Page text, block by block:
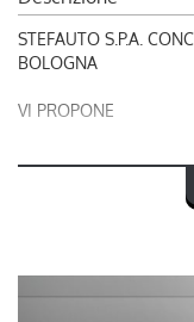
STEFAUTO S.P.A.
BOLOGNA
VI PROPONE
MERCEDES-BENZ
nel prezzo è escluso